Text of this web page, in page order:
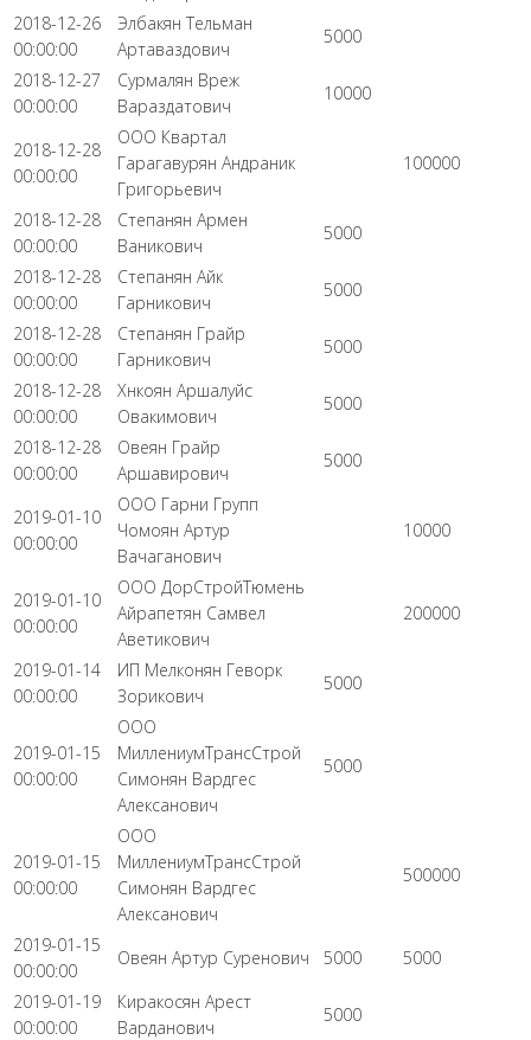
2018-12-26
00:00:00
Элбакян Тельман
Артаваздович
5000
2018-12-27
00:00:00
Сурмалян Вреж
Вараздатович
10000
2018-12-28
00:00:00
ООО Квартал
Гарагавурян Андраник
Григорьевич
100000
2018-12-28
00:00:00
Степанян Армен
Ваникович
5000
2018-12-28
00:00:00
Степанян Айк
Гарникович
5000
2018-12-28
00:00:00
Степанян Грайр
Гарникович
5000
2018-12-28
00:00:00
Хнкоян Аршалуйс
Овакимович
5000
2018-12-28
00:00:00
Овеян Грайр
Аршавирович
5000
2019-01-10
00:00:00
ООО Гарни Групп
Чомоян Артур
Вачаганович
10000
2019-01-10
00:00:00
ООО ДорСтройТюмень
Айрапетян Самвел
Аветикович
200000
2019-01-14
00:00:00
ИП Мелконян Геворк
Зорикович
5000
2019-01-15
00:00:00
ООО
МиллениумТрансСтрой
Симонян Вардгес
Алексанович
5000
2019-01-15
00:00:00
ООО
МиллениумТрансСтрой
Симонян Вардгес
Алексанович
500000
2019-01-15
00:00:00
Овеян Артур Суренович 5000
5000
2019-01-19
00:00:00
Киракосян Арест
Варданович
5000